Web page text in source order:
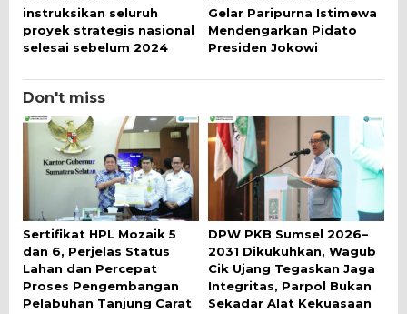
instruksikan seluruh
proyek strategis nasional
selesai sebelum 2024
Gelar Paripurna Istimewa
Mendengarkan Pidato
Presiden Jokowi
Don't miss
Sertifikat HPL Mozaik 5
dan 6, Perjelas Status
Lahan dan Percepat
Proses Pengembangan
Pelabuhan Tanjung Carat
DPW PKB Sumsel 2026–
2031 Dikukuhkan, Wagub
Cik Ujang Tegaskan Jaga
Integritas, Parpol Bukan
Sekadar Alat Kekuasaan